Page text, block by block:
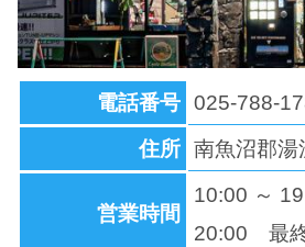
電話番号 025-788-
住所 南魚沼郡湯
営業時間
10:00 ～
20:00 最終